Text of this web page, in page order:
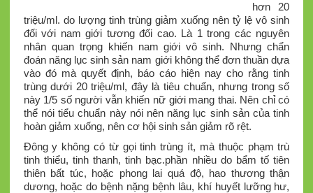
hơn 20
triệu/ml. do lượng tinh trùng giảm xuống nên tỷ lệ vô sinh
đối với nam giới tương đối cao. Là 1 trong các nguyên
nhân quan trọng khiến nam giới vô sinh. Nhưng chẩn
đoán năng lục sinh sản nam giới không thể đơn thuần dựa
vào đó mà quyết định, báo cáo hiện nay cho rằng tinh
trùng dưới 20 triệu/ml, đây là tiêu chuẩn, nhưng trong số
này 1/5 số người vẫn khiến nữ giới mang thai. Nên chỉ có
thể nói tiểu chuẩn này nói nên năng lục sinh sản của tinh
hoàn giảm xuống, nên cơ hội sinh sản giảm rõ rệt.
Đông y không có từ gọi tinh trùng ít, mà thuộc phạm trù
tinh thiểu, tinh thanh, tinh bạc.phần nhiều do bẩm tố tiên
thiên bất túc, hoặc phong lai quá độ, hao thương thận
dương, hoặc do bệnh nặng bệnh lâu, khí huyết lưỡng hư,